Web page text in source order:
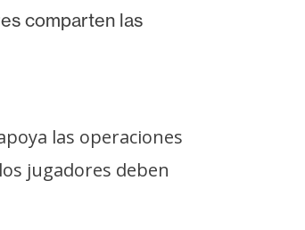
comparten las
las operaciones
jugadores deben